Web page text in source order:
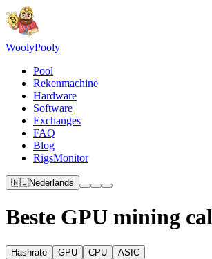
WoolyPooly
Pool
Rekenmachine
Hardware
Software
Exchanges
FAQ
Blog
RigsMonitor
🇳🇱Nederlands
Beste GPU mining
Hashrate GPU CPU ASIC